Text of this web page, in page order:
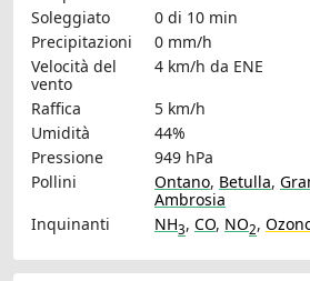
Soleggiato
0 di 10 min
Precipitazioni
0 mm/h
Velocità del
vento
4 km/h da ENE
Raffica
5 km/h
Umidità
44%
Pressione
949 hPa
Pollini
Ontano, Betulla,
Ambrosia
Inquinanti
NH3, CO, NO2,